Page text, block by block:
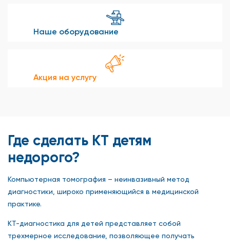
Наше оборудование
Акция на услугу
Где сделать КТ детям
недорого?
Компьютерная томография – неинвазивный метод
диагностики, широко применяющийся в медицинской
практике.
КТ-диагностика для детей представляет собой
трехмерное исследование, позволяющее получать